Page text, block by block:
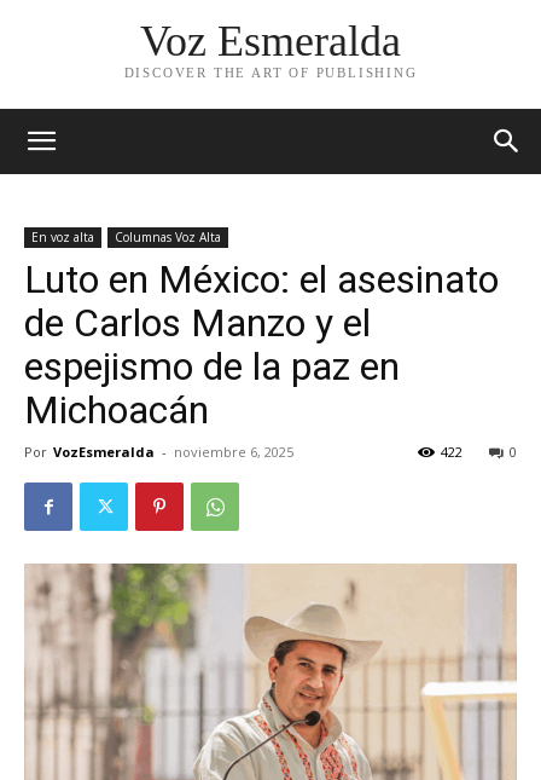
Voz Esmeralda
DISCOVER THE ART OF PUBLISHING
En voz alta Columnas Voz Alta
Luto en México: el asesinato
de Carlos Manzo y el
espejismo de la paz en
Michoacán
Por VozEsmeralda - noviembre 6, 2025 0
422